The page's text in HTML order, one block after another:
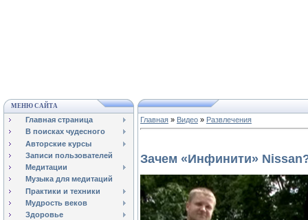
МЕНЮ САЙТА
Главная страница
В поисках чудесного
Авторские курсы
Записи пользователей
Медитации
Музыка для медитаций
Практики и техники
Мудрость веков
Здоровье
Главная » Видео » Развлечения
Зачем «Инфинити»